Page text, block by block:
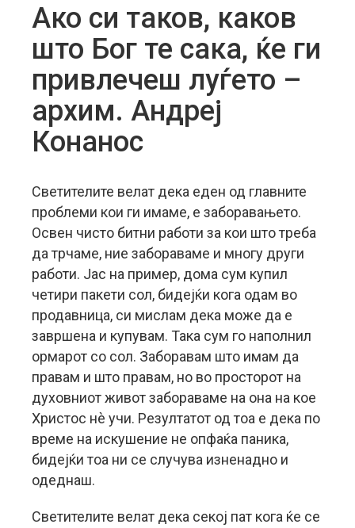
Ако си таков, каков
што Бог те сака, ќе ги
привлечеш луѓето –
архим. Андреј
Конанос
Светителите велат дека еден од главните
проблеми кои ги имаме, е заборавањето.
Освен чисто битни работи за кои што треба
да трчаме, ние забораваме и многу други
работи. Јас на пример, дома сум купил
четири пакети сол, бидејќи кога одам во
продавница, си мислам дека може да е
завршена и купувам. Така сум го наполнил
ормарот со сол. Заборавам што имам да
правам и што правам, но во просторот на
духовниот живот забораваме на она на кое
Христос нè учи. Резултатот од тоа е дека по
време на искушение не опфаќа паника,
бидејќи тоа ни се случува изненадно и
одеднаш.
Светителите велат дека секој пат кога ќе се